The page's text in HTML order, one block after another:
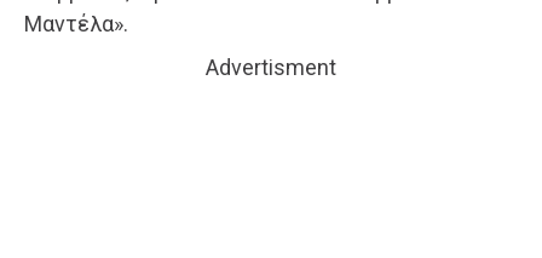
Μαντέλα».
Advertisment